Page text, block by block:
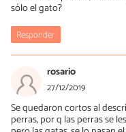
sólo el gato?
Responder
rosario
27/12/2019
Se quedaron cortos al
perras, por q las perras se